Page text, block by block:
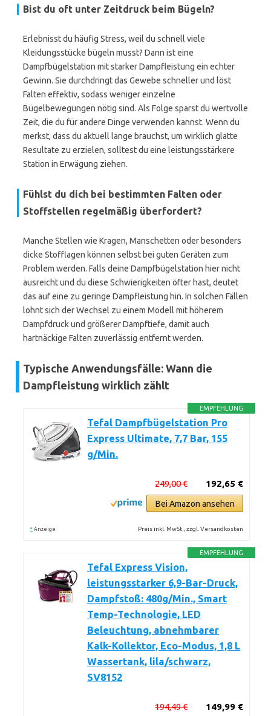
Bist du oft unter Zeitdruck beim Bügeln?
Erlebnisst du häufig Stress, weil du schnell viele
Kleidungsstücke bügeln musst? Dann ist eine
Dampfbügelstation mit starker Dampfleistung ein echter
Gewinn. Sie durchdringt das Gewebe schneller und löst
Falten effektiv, sodass weniger einzelne
Bügelbewegungen nötig sind. Als Folge sparst du wertvolle
Zeit, die du für andere Dinge verwenden kannst. Wenn du
merkst, dass du aktuell lange brauchst, um wirklich glatte
Resultate zu erzielen, solltest du eine leistungsstärkere
Station in Erwägung ziehen.
Fühlst du dich bei bestimmten Falten oder
Stoffstellen regelmäßig überfordert?
Manche Stellen wie Kragen, Manschetten oder besonders
dicke Stofflagen können selbst bei guten Geräten zum
Problem werden. Falls deine Dampfbügelstation hier nicht
ausreicht und du diese Schwierigkeiten öfter hast, deutet
das auf eine zu geringe Dampfleistung hin. In solchen Fällen
lohnt sich der Wechsel zu einem Modell mit höherem
Dampfdruck und größerer Dampftiefe, damit auch
hartnäckige Falten zuverlässig entfernt werden.
Typische Anwendungsfälle: Wann die
Dampfleistung wirklich zählt
EMPFEHLUNG
Tefal Dampfbügelstation Pro
Express Ultimate, 7,7 Bar, 155
g/Min.
192,65 €
249,00 €
Bei Amazon ansehen
* Anzeige Preis inkl. MwSt., zzgl. Versandkosten
EMPFEHLUNG
Tefal Express Vision,
leistungsstarker 6,9-Bar-Druck,
Dampfstoß: 480g/Min., Smart
Temp-Technologie, LED
Beleuchtung, abnehmbarer
Kalk-Kollektor, Eco-Modus, 1,8 L
Wassertank, lila/schwarz,
SV8152
149,99 €
194,49 €